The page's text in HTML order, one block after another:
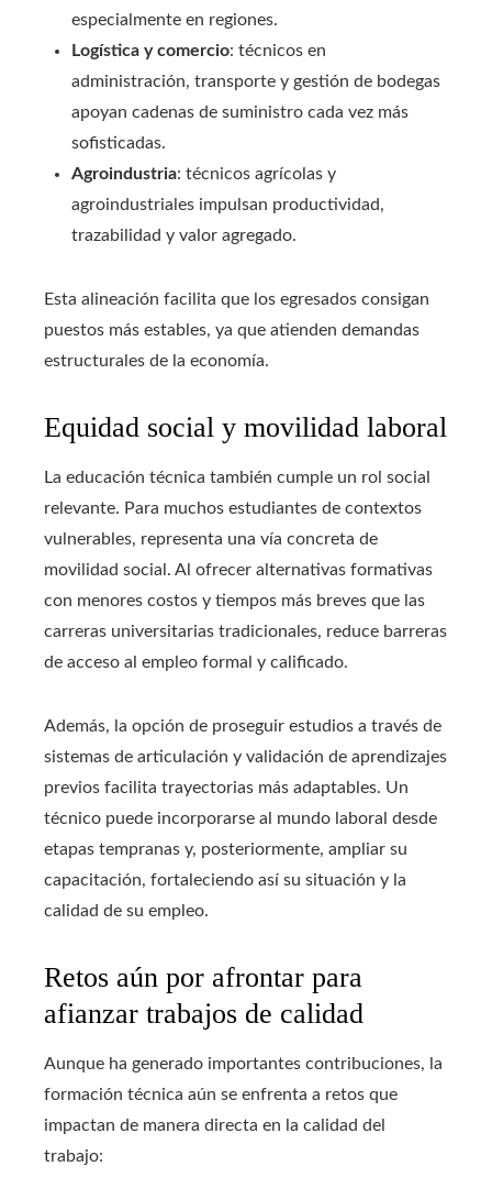
especialmente en regiones.
Logística y comercio: técnicos en
administración, transporte y gestión de bodegas
apoyan cadenas de suministro cada vez más
sofisticadas.
Agroindustria: técnicos agrícolas y
agroindustriales impulsan productividad,
trazabilidad y valor agregado.
Esta alineación facilita que los egresados consigan
puestos más estables, ya que atienden demandas
estructurales de la economía.
Equidad social y movilidad laboral
La educación técnica también cumple un rol social
relevante. Para muchos estudiantes de contextos
vulnerables, representa una vía concreta de
movilidad social. Al ofrecer alternativas formativas
con menores costos y tiempos más breves que las
carreras universitarias tradicionales, reduce barreras
de acceso al empleo formal y calificado.
Además, la opción de proseguir estudios a través de
sistemas de articulación y validación de aprendizajes
previos facilita trayectorias más adaptables. Un
técnico puede incorporarse al mundo laboral desde
etapas tempranas y, posteriormente, ampliar su
capacitación, fortaleciendo así su situación y la
calidad de su empleo.
Retos aún por afrontar para
afianzar trabajos de calidad
Aunque ha generado importantes contribuciones, la
formación técnica aún se enfrenta a retos que
impactan de manera directa en la calidad del
trabajo: